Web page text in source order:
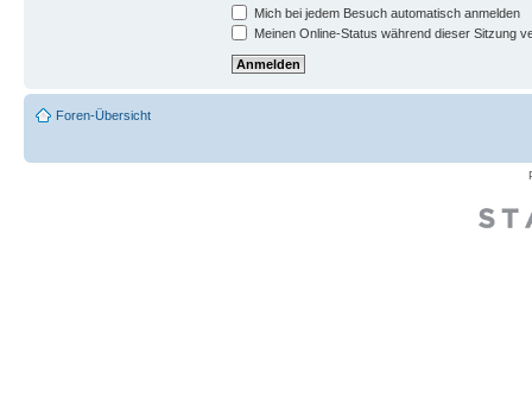
Mich bei jedem Besuch automatisch anmelden
Meinen Online-Status während dieser Sitzung
Foren-Übersicht